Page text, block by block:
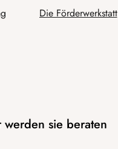
Die Förderwerkstatt
sie beraten